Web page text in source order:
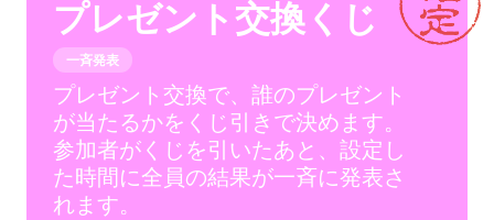
プレゼント交換くじ
一斉発表
プレゼント交換で、誰のプレゼント
が当たるかをくじ引きで決めます。
参加者がくじを引いたあと、設定し
た時間に全員の結果が一斉に発表さ
れます。